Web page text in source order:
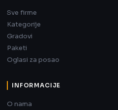
Sve firme
Kategorije
Gradovi
Paketi
Oglasi za posao
INFORMACIJE
O nama